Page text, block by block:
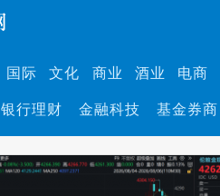
国际 文化 商业 酒业 电商
银行理财 金融科技 基金券商